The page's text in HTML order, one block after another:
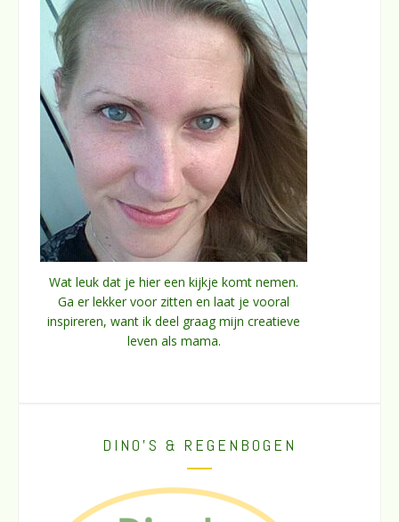
Wat leuk dat je hier een kijkje komt nemen.
Ga er lekker voor zitten en laat je vooral
inspireren, want ik deel graag mijn creatieve
leven als mama.
DINO’S & REGENBOGEN